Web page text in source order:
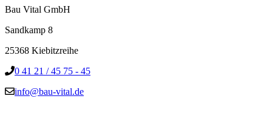
Bau Vital GmbH
Sandkamp 8
25368 Kiebitzreihe
0 41 21 / 45 75 - 45
info@bau-vital.de